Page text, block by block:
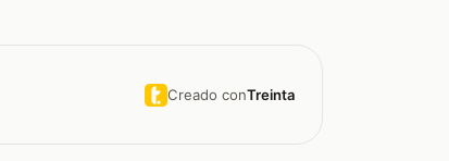
Creado conTreinta